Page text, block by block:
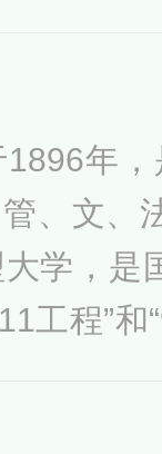
新能力
各个行
被誉为
年
、文、
学，是
工程”和
计划”